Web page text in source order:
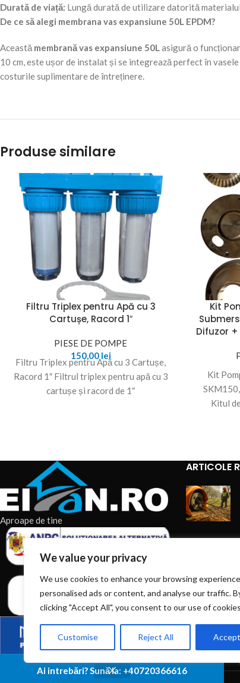
We value your privacy
We use cookies to enhance your browsing
personalised ads or content, and analyse our traffic.
clicking "Accept All", you consent to our use of
Customise Reject All
Ai intrebări? Sună la: +40720366616
Durată de viață: Lungă durată de utilizare datorită
De ce să alegi membrana vas expansiune 50L EPDM?
Această membrană vas expansiune 50Lasigură o
10 cm, este ușor de instalat și se integrează perfect în
costurile suplimentare de întreținere.
Produse similare
Filtru Triplex pentru Apă cu 3
Cartușe, Racord 1″
PIESE DE POMPE
150,00 lei
Filtru Triplex pentru Apă cu 3 Cartușe,
Racord 1″ Filtrul triplex pentru apă cu 3
cartușe și racord de 1″
Kit
Difuzor
Kit
Kitul
Aproape de tine
ARTICOLE
EIAN.RO | Toate drepturile rezervate.